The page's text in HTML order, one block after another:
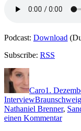
Podcast: Download
Subscribe: RSS
Autor
Caro1.
InterviewSchlagwörter
Nathaniel Brenner,
einen Kommentarzu